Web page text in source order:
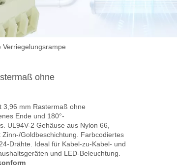
ohne
3,96 mm Rastermaß ohne
Ende und 180°-
UL94V-2 Gehäuse aus Nylon 66,
Goldbeschichtung. Farbcodiertes
Drähte. Ideal für Kabel-zu-Kabel- und
und LED-Beleuchtung.